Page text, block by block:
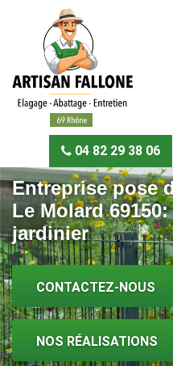
04 82 29 38 06
Entreprise pose
Le Molard
jardinier
CONTACTEZ-NOUS
NOS RÉALISATIONS